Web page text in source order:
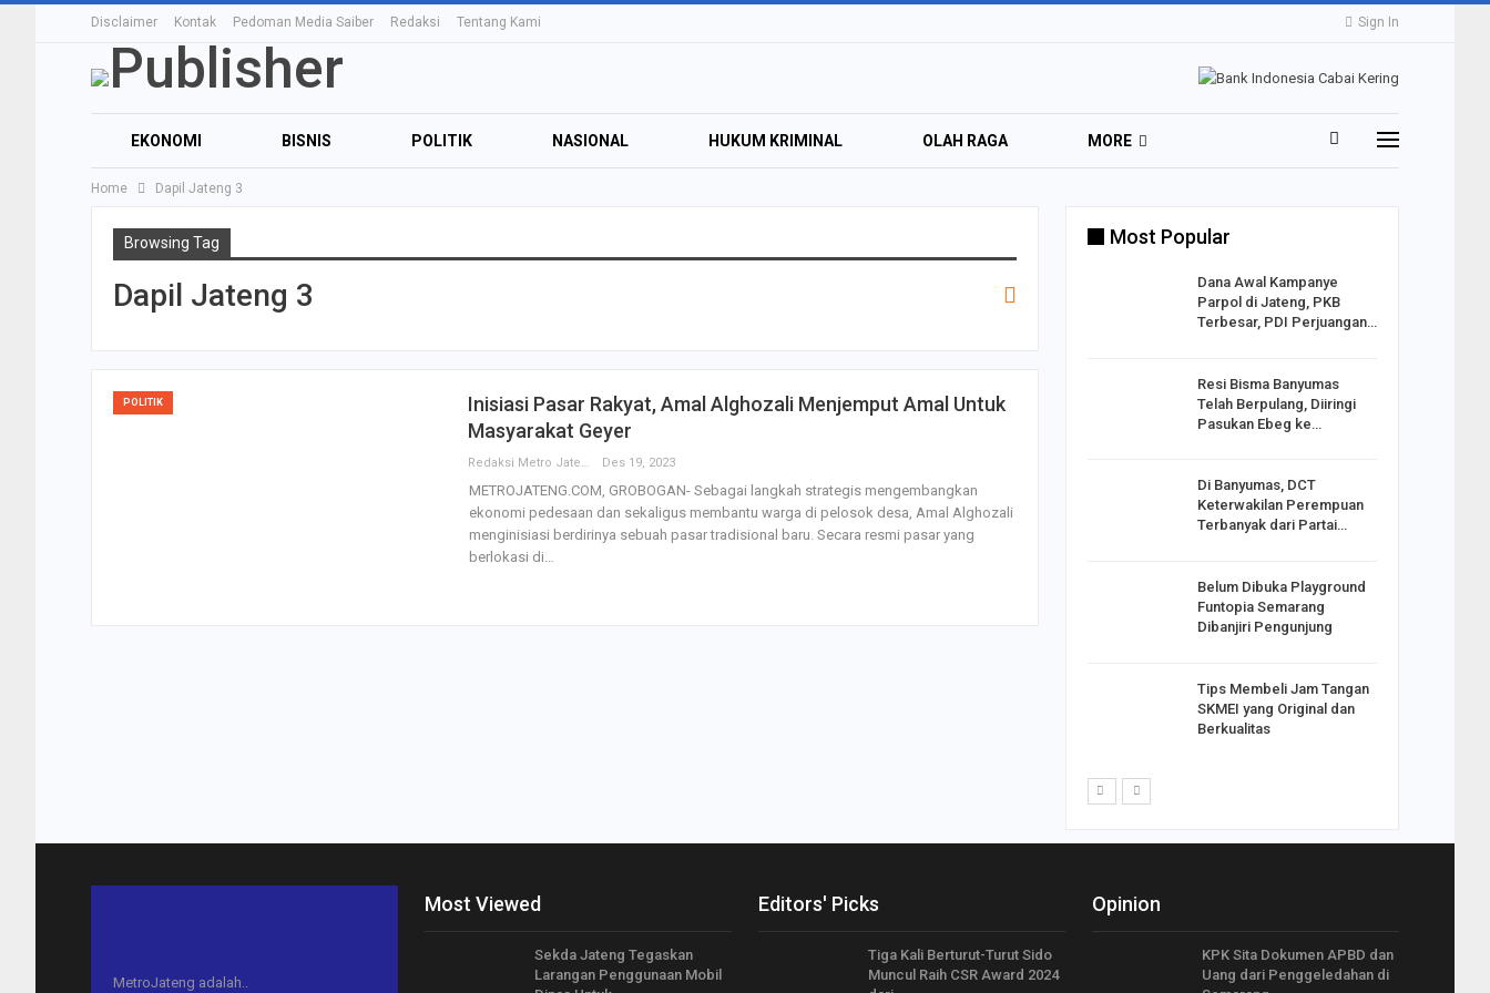
Sign In
Disclaimer Kontak Pedoman Media Saiber Redaksi Tentang Kami
EKONOMI BISNIS POLITIK NASIONAL HUKUM KRIMINAL OLAH RAGA MORE
Home Dapil Jateng 3
Browsing Tag
Dapil Jateng 3
POLITIK
Inisiasi Pasar Rakyat, Amal Alghozali Menjemput Amal Untuk
Masyarakat Geyer
Redaksi Metro Jateng Des 19, 2023
METROJATENG.COM, GROBOGAN- Sebagai langkah strategis mengembangkan
ekonomi pedesaan dan sekaligus membantu warga di pelosok desa, Amal Alghozali
menginisiasi berdirinya sebuah pasar tradisional baru. Secara resmi pasar yang
berlokasi di…
Most Popular
Irsyad Purwokerto:
Perolehan Sementara DPR
RI Dapil Jateng VIII, PDIP
Peringatan UHC 2025,
Pemerintah–BPJS
Kesehatan Mantapkan
Dana Awal Kampanye
Parpol di Jateng, PKB
Terbesar, PDI Perjuangan…
Resi Bisma Banyumas
Telah Berpulang, Diiringi
Pasukan Ebeg ke…
Di Banyumas, DCT
Keterwakilan Perempuan
Terbanyak dari Partai…
Belum Dibuka Playground
Funtopia Semarang
Dibanjiri Pengunjung
Tips Membeli Jam Tangan
SKMEI yang Original dan
Berkualitas
MetroJateng adalah..
Most Viewed
Sekda Jateng Tegaskan
Larangan Penggunaan Mobil
Editors' Picks
Tiga Kali Berturut-Turut Sido
Muncul Raih CSR Award 2024
Opinion
KPK Sita Dokumen APBD dan
Uang dari Penggeledahan di